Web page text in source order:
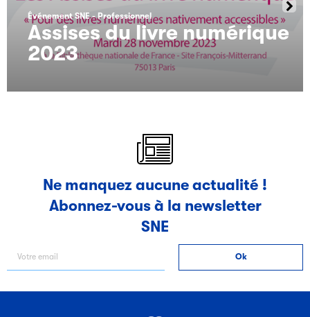
Événement SNE Professionnel
Assises du livre numérique
2023
Ne manquez aucune actualité !
Abonnez-vous à la newsletter
SNE